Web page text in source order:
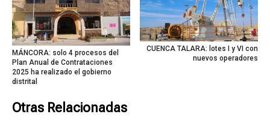
MÁNCORA: solo 4 procesos del
Plan Anual de Contrataciones
2025 ha realizado el gobierno
distrital
CUENCA TALARA: lotes I y VI con
nuevos operadores
Otras Relacionadas